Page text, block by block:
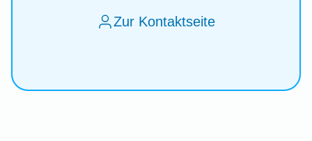
Zur Kontaktseite